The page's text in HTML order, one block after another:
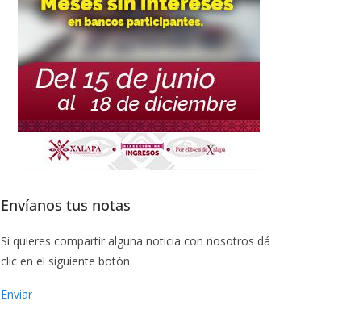
Envíanos tus notas
Si quieres compartir alguna noticia con nosotros dá
clic en el siguiente botón.
Enviar